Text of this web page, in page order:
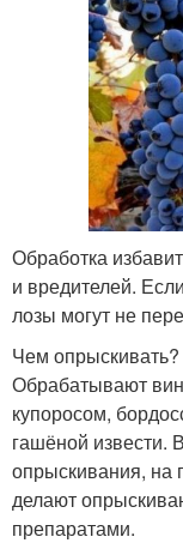
Обработка
и вредителей.
лозы могут не
Чем опрыскивать?
Обрабатывают
купоросом,
гашёной извести.
опрыскивания, на
делают
препаратами.